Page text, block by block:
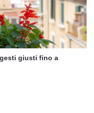
giusti fino a